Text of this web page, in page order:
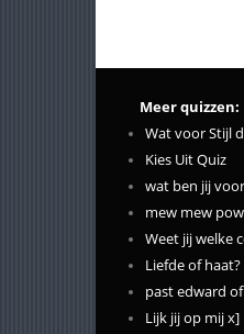
Meer quizzen:
Wat voor Stijl
Kies Uit Quiz
wat ben jij
mew mew
Weet jij welke
Liefde of haat?
past edward
Lijk jij op mij x]